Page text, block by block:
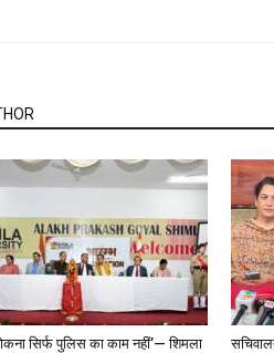
सिर्फ पुलिस का काम नहीं’— शिमला